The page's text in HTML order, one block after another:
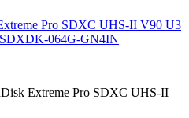
Pro SDXC UHS-II V90 U3
064G-GN4IN
Extreme Pro SDXC UHS-II